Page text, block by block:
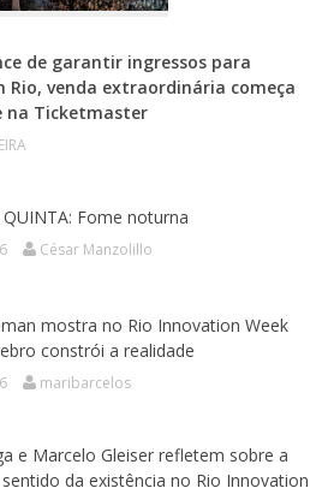
de garantir ingressos para
Rio, venda extraordinária começa
na Ticketmaster
Fome noturna
César Manzolillo
mostra no Rio Innovation Week
constrói a realidade
maribarcelos
e Marcelo Gleiser refletem sobre a
da existência no Rio Innovation